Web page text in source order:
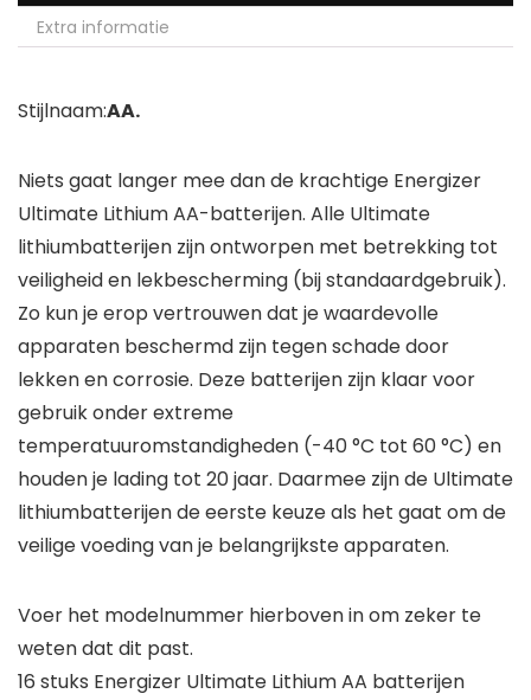
Extra informatie
Stijlnaam:AA.
Niets gaat langer mee dan de krachtige Energizer
Ultimate Lithium AA-batterijen. Alle Ultimate
lithiumbatterijen zijn ontworpen met betrekking tot
veiligheid en lekbescherming (bij standaardgebruik).
Zo kun je erop vertrouwen dat je waardevolle
apparaten beschermd zijn tegen schade door
lekken en corrosie. Deze batterijen zijn klaar voor
gebruik onder extreme
temperatuuromstandigheden (-40 °C tot 60 °C) en
houden je lading tot 20 jaar. Daarmee zijn de Ultimate
lithiumbatterijen de eerste keuze als het gaat om de
veilige voeding van je belangrijkste apparaten.
Voer het modelnummer hierboven in om zeker te
weten dat dit past.
16 stuks Energizer Ultimate Lithium AA batterijen